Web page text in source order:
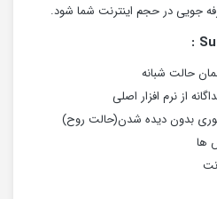
جویی در حجم اینترنت شما شود.
حالت شبانه
از نرم افزار اصلی
بدون دیده شدن(حالت روح)
ها